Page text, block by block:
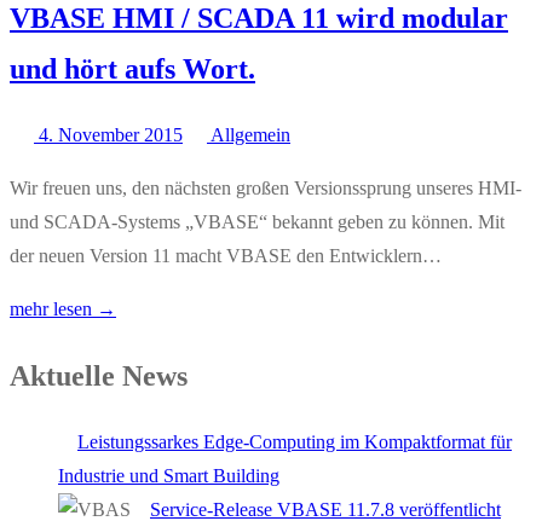
VBASE HMI / SCADA 11 wird modular
und hört aufs Wort.
4. November 2015 Allgemein
Wir freuen uns, den nächsten großen Versionssprung unseres HMI-
und SCADA-Systems „VBASE“ bekannt geben zu können. Mit
der neuen Version 11 macht VBASE den Entwicklern…
mehr lesen →
Aktuelle News
Leistungssarkes Edge-Computing im Kompaktformat für
Industrie und Smart Building
Service-Release VBASE 11.7.8 veröffentlicht